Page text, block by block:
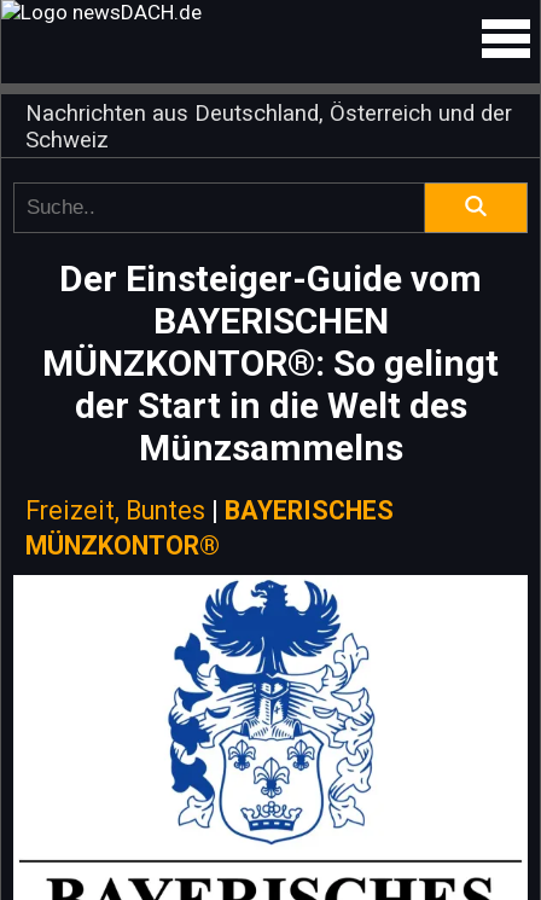
Nachrichten aus Deutschland, Österreich und der
Schweiz
Der Einsteiger-Guide vom
BAYERISCHEN
MÜNZKONTOR®: So gelingt
der Start in die Welt des
Münzsammelns
Freizeit, Buntes | BAYERISCHES
MÜNZKONTOR®